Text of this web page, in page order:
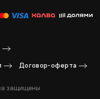
Договор-оферта
защищены